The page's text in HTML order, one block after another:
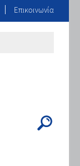
Επικοινωνία